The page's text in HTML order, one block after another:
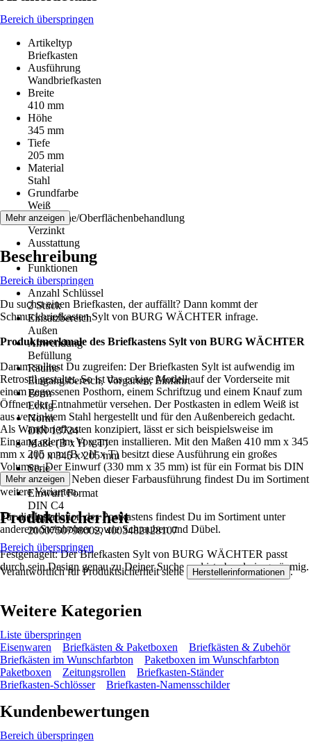
Bereich überspringen
Artikeltyp
Briefkasten
Ausführung
Wandbriefkasten
Breite
410 mm
Höhe
345 mm
Tiefe
205 mm
Material
Stahl
Grundfarbe
Weiß
Oberfläche/Oberflächenbehandlung
Verzinkt
Ausstattung
-
Funktionen
-
Anzahl Schlüssel
2 Stück
Einsatzbereich
Außen
Anwendung
Befüllung
Räume
Eingangsbereich, Vorgarten, Einfahrt
Form
Eckig
Norm
DIN 13724
Maße (B x H x T)
410 x 345 x 205 mm
Serie
Sylt
Einwurf Format
DIN C4
EAN
2000750798002, 4003482128107
Mehr anzeigen
Beschreibung
Bereich überspringen
Du suchst einen Briefkasten, der auffällt? Dann kommt der
Schmuckbriefkasten Sylt von BURG WÄCHTER infrage.
Produktmerkmale des Briefkastens Sylt von BURG WÄCHTER
Darum solltest Du zugreifen: Der Briefkasten Sylt ist aufwendig im
Retrostil gestaltet. So ist das eckige Modell auf der Vorderseite mit
einem gegossenen Posthorn, einem Schriftzug und einem Knauf zum
Öffnen der Entnahmetür versehen. Der Postkasten in edlem Weiß ist
aus verzinktem Stahl hergestellt und für den Außenbereich gedacht.
Als Wandbriefkasten konzipiert, lässt er sich beispielsweise im
Eingang oder im Vorgarten installieren. Mit den Maßen 410 mm x 345
mm x 205 mm (B x H x T) besitzt diese Ausführung ein großes
Volumen. Der Einwurf (330 mm x 35 mm) ist für ein Format bis DIN
C4 vorgesehen. Neben dieser Farbausführung findest Du im Sortiment
weitere Varianten.
Für die Installation des Postkastens findest Du im Sortiment unter
anderem Steinbohrer sowie Schrauben und Dübel.
Festgenagelt: Der Briefkasten Sylt von BURG WÄCHTER passt
durch sein Design genau zu Deiner Suche und ist obendrein geräumig.
Mehr anzeigen
Produktsicherheit
Bereich überspringen
Verantwortlich für Produktsicherheit siehe Herstellerinformationen .
Weitere Kategorien
Liste überspringen
Eisenwaren
Briefkästen & Paketboxen
Briefkästen & Zubehör
Briefkästen im Wunschfarbton
Paketboxen im Wunschfarbton
Paketboxen
Zeitungsrollen
Briefkasten-Ständer
Briefkasten-Schlösser
Briefkasten-Namensschilder
Kundenbewertungen
Bereich überspringen